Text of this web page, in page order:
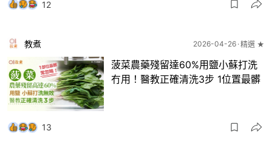
12
教煮 2026-04-26 精選 ★
菠菜農藥殘留達60%用鹽小蘇打洗
冇用！醫教正確清洗3步 1位置最髒
13